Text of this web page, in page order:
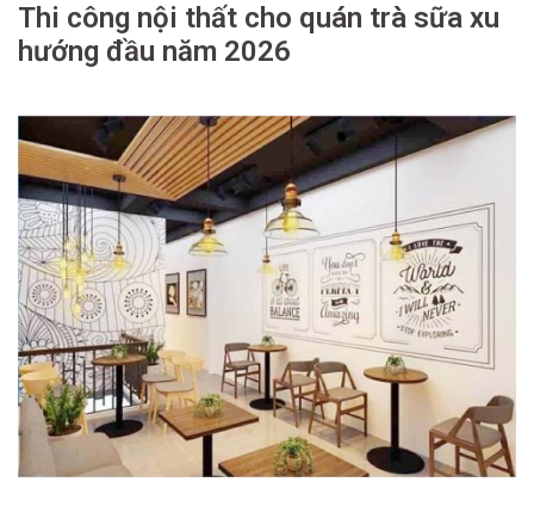
Thi công nội thất cho quán trà sữa xu
hướng đầu năm 2026